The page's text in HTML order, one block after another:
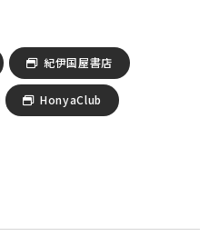
紀伊国屋書店
HonyaClub